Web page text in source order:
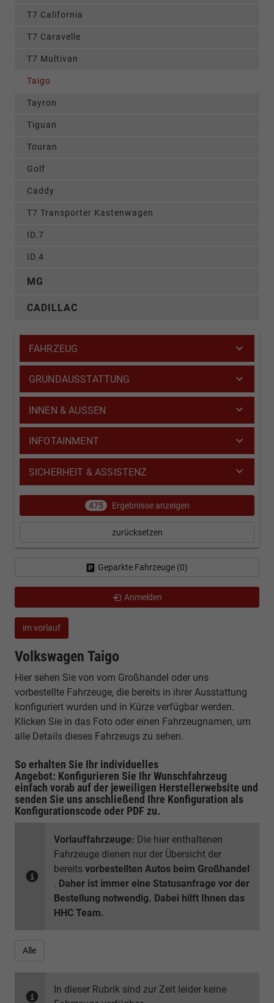
im vorlauf
Volkswagen Taigo
Hier sehen Sie von vom Großhandel oder uns
vorbestellte Fahrzeuge, die bereits in ihrer Ausstattung
konfiguriert wurden und in Kürze verfügbar werden.
Klicken Sie in das Foto oder einen Fahrzeugnamen, um
alle Details dieses Fahrzeugs zu sehen.
So erhalten Sie Ihr individuelles
Angebot: Konfigurieren Sie Ihr Wunschfahrzeug
einfach vorab auf der jeweiligen Herstellerwebsite und
senden Sie uns anschließend Ihre Konfiguration als
Konfigurationscode oder PDF zu.
Vorlauffahrzeuge: Die hier enthaltenen
Fahrzeuge dienen nur der Übersicht der
bereits vorbestellten Autos beim Großhandel
. Daher ist immer eine Statusanfrage vor der
Bestellung notwendig. Dabei hilft Ihnen das
HHC Team.
Alle
In dieser Rubrik sind zur Zeit leider keine
T7 California
T7 Caravelle
T7 Multivan
Taigo
Tayron
Tiguan
Touran
Golf
Caddy
T7 Transporter Kastenwagen
ID.7
ID.4
MG
CADILLAC
FAHRZEUG
GRUNDAUSSTATTUNG
INNEN & AUSSEN
INFOTAINMENT
SICHERHEIT & ASSISTENZ
475 Ergebnisse anzeigen
zurücksetzen
Geparkte Fahrzeuge (0)
Anmelden